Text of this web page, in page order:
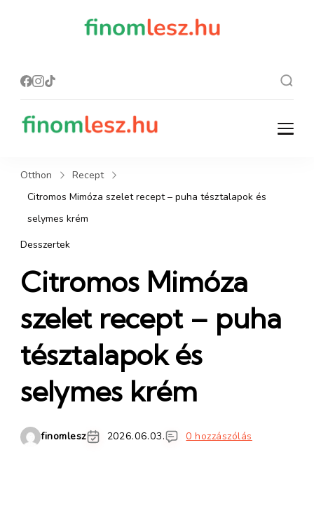
finomlesz.hu
Recept, ami finom lesz.
Otthon
Recept
Citromos Mimóza szelet recept – puha tésztalapok és
selymes krém
Desszertek
Citromos Mimóza
szelet recept – puha
tésztalapok és
selymes krém
finomlesz 2026.06.03. 0 hozzászólás